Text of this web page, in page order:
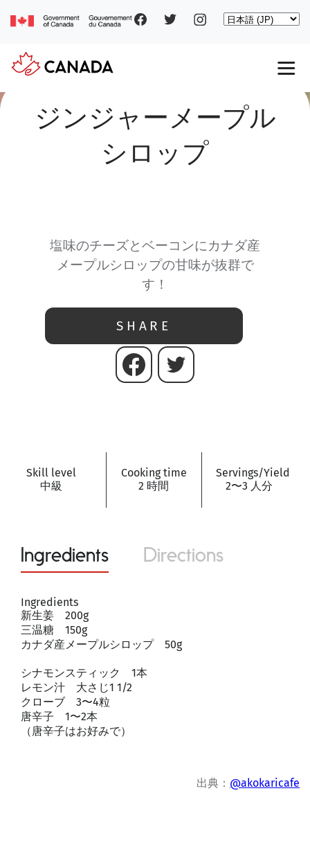
Social
Select
navigation
ジンジャーメープル
シロップ
塩味のチーズとベーコンにカナダ産
メープルシロップの甘味が抜群で
す！
SHARE
Skill level
中級
Cooking time
2 時間
Servings/Yield
2〜3 人分
Ingredients Directions
Ingredients
新生姜 200g
三温糖 150g
カナダ産メープルシロップ 50g
シナモンスティック 1本
レモン汁 大さじ1 1/2
クローブ 3〜4粒
唐辛子 1〜2本
（唐辛子はお好みで）
出典： @akokaricafe